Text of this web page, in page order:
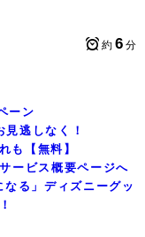
約 6 分
ーン
逃しなく！
も【無料】
なる」ディズニーグッ